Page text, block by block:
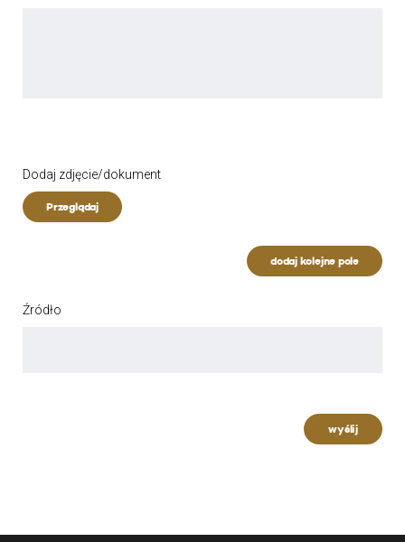
Dodaj zdjęcie/dokument
Przeglądaj
dodaj kolejne pole
Źródło
wyślij